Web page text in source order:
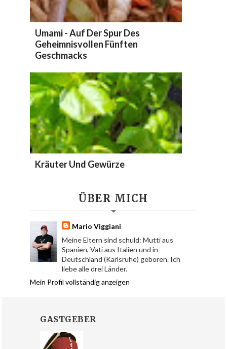
Umami - Auf Der Spur Des
Geheimnisvollen Fünften
Geschmacks
Kräuter Und Gewürze
ÜBER MICH
Mario Viggiani
Meine Eltern sind schuld: Mutti aus
Spanien, Vati aus Italien und in
Deutschland (Karlsruhe) geboren. Ich
liebe alle drei Länder.
Mein Profil vollständig anzeigen
GASTGEBER